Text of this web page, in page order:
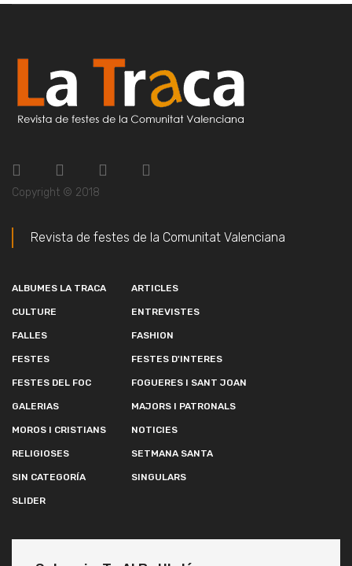
Copyright © 2018
Revista de festes de la Comunitat Valenciana
ALBUMES LA TRACA ARTICLES
CULTURE ENTREVISTES
FALLES FASHION
FESTES FESTES D'INTERES
FESTES DEL FOC FOGUERES I SANT JOAN
GALERIAS MAJORS I PATRONALS
MOROS I CRISTIANS NOTICIES
RELIGIOSES SETMANA SANTA
SIN CATEGORÍA SINGULARS
SLIDER